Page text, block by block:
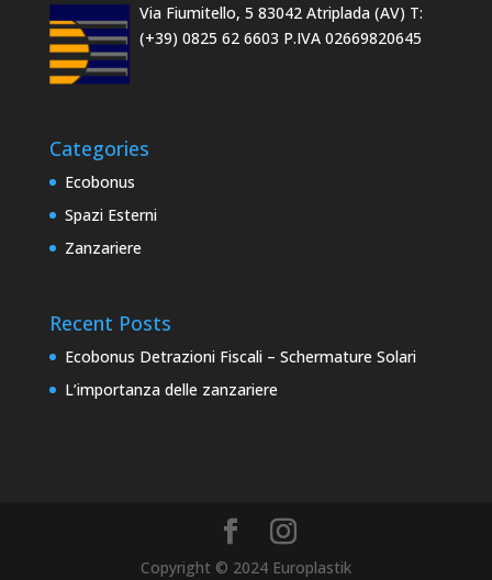
Via Fiumitello, 5 83042 Atriplada (AV) T:
(+39) 0825 62 6603 P.IVA 02669820645
Categories
Ecobonus
Spazi Esterni
Zanzariere
Recent Posts
Ecobonus Detrazioni Fiscali – Schermature Solari
L’importanza delle zanzariere
Copyright © 2024 Europlastik